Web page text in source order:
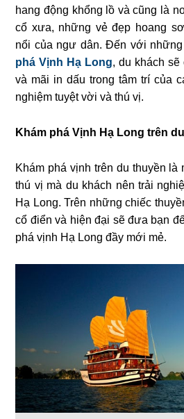
hang động khổng lồ và cũng là
cổ xưa, những vẻ đẹp hoang
nổi của ngư dân. Đến với những
phá Vịnh Hạ Long, du khách
và mãi in dấu trong tâm trí của
nghiệm tuyệt vời và thú vị.
Khám phá Vịnh Hạ Long trên
Khám phá vịnh trên du thuyền là
thú vị mà du khách nên trải
Hạ Long. Trên những chiếc
cổ điển và hiện đại sẽ đưa bạn
phá vịnh Hạ Long đầy mới mẻ.